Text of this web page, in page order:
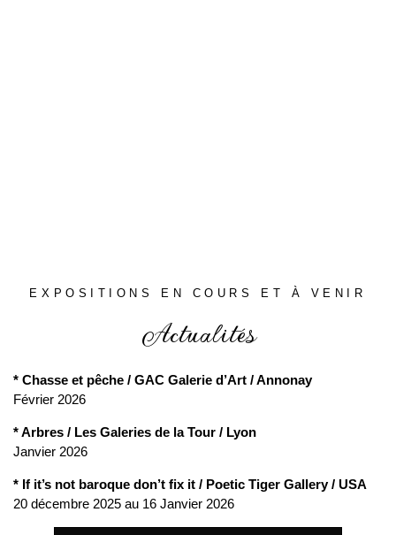
EXPOSITIONS EN COURS ET À VENIR
Actualités
* Chasse et pêche / GAC Galerie d’Art / Annonay
Février 2026
* Arbres / Les Galeries de la Tour / Lyon
Janvier 2026
* If it’s not baroque don’t fix it / Poetic Tiger Gallery / USA
20 décembre 2025 au 16 Janvier 2026